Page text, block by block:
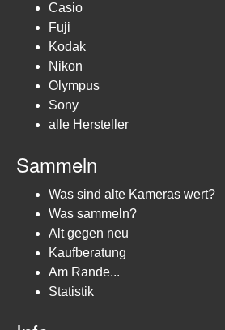
Casio
Fuji
Kodak
Nikon
Olympus
Sony
alle Hersteller
Sammeln
Was sind alte Kameras wert?
Was sammeln?
Alt gegen neu
Kaufberatung
Am Rande...
Statistik